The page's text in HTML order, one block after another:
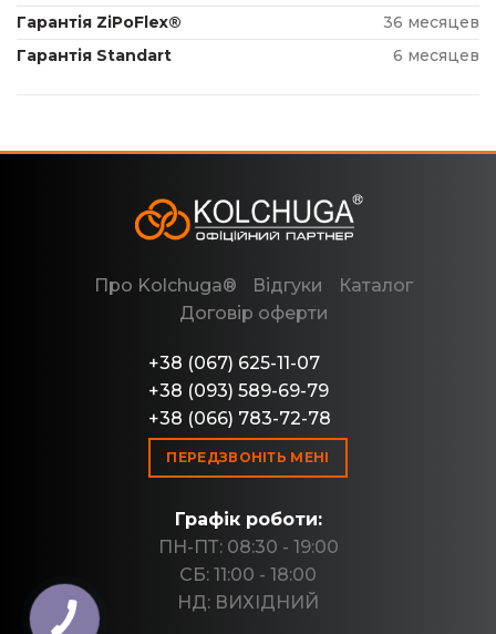
Гарантія ZiPoFlex®
36 месяцев
Гарантія Standart
6 месяцев
Про Kolchuga® Відгуки
Каталог
Договір оферти
+38 (067) 625-11-07
+38 (093) 589-69-79
+38 (066) 783-72-78
ПЕРЕДЗВОНІТЬ МЕНІ
Графік роботи:
ПН-ПТ: 08:30 - 19:00
СБ: 11:00 - 18:00
НД: ВИХІДНИЙ